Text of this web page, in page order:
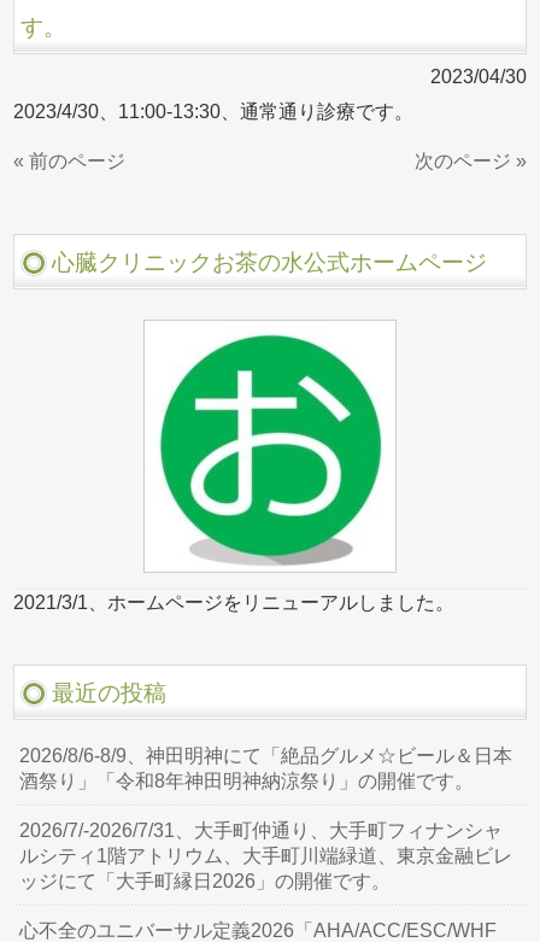
す。
2023/04/30
2023/4/30、11:00-13:30、通常通り診療です。
« 前のページ 次のページ »
心臓クリニックお茶の水公式ホームページ
2021/3/1、ホームページをリニューアルしました。
最近の投稿
2026/8/6-8/9、神田明神にて「絶品グルメ☆ビール＆日本
酒祭り」「令和8年神田明神納涼祭り」の開催です。
2026/7/-2026/7/31、大手町仲通り、大手町フィナンシャ
ルシティ1階アトリウム、大手町川端緑道、東京金融ビレ
ッジにて「大手町縁日2026」の開催です。
心不全のユニバーサル定義2026「AHA/ACC/ESC/WHF